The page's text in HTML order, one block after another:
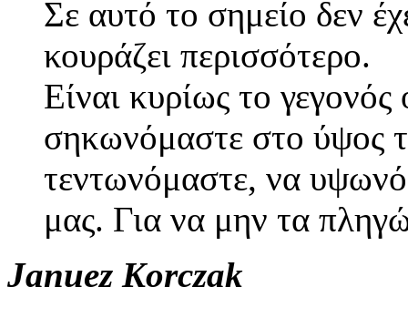
Σε αυτό το σημείο δεν
κουράζει περισσότερο.
Είναι κυρίως το
σηκωνόμαστε στο ύψος
τεντωνόμαστε, να
μας. Για να μην τα
Januez Korczak